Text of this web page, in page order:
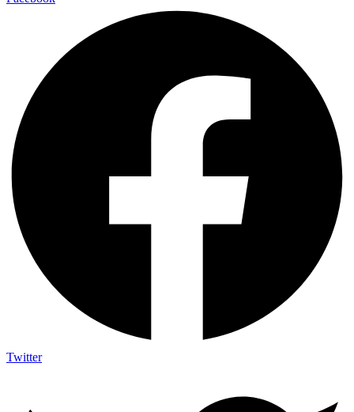
Twitter